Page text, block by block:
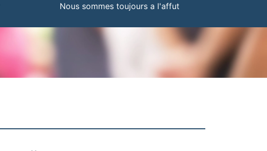
Nous sommes toujours a l'affut